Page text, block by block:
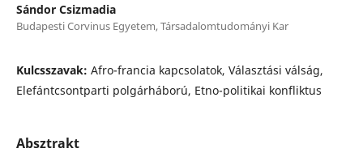
Sándor Csizmadia
Budapesti Corvinus Egyetem, Társadalomtudományi Kar
Kulcsszavak: Afro-francia kapcsolatok, Választási válság,
Elefántcsontparti polgárháború, Etno-politikai konfliktus
Absztrakt